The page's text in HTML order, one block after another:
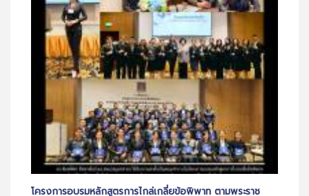
ล่เกลี่ยข้อพิพาท ตามพระราช ประชุมคณะกรรมการตรวจสอบคุณสมบั